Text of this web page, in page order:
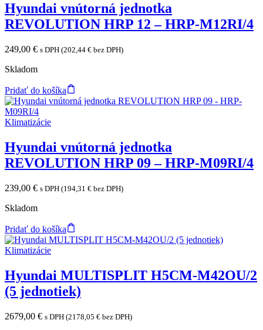
Hyundai vnútorná jednotka
REVOLUTION HRP 12 – HRP-M12RI/4
249,00 € s DPH (202,44 € bez DPH)
Skladom
Pridať do košíka
Klimatizácie
Hyundai vnútorná jednotka
REVOLUTION HRP 09 – HRP-M09RI/4
239,00 € s DPH (194,31 € bez DPH)
Skladom
Pridať do košíka
Klimatizácie
Hyundai MULTISPLIT H5CM-M42OU/2
(5 jednotiek)
2679,00 € s DPH (2178,05 € bez DPH)